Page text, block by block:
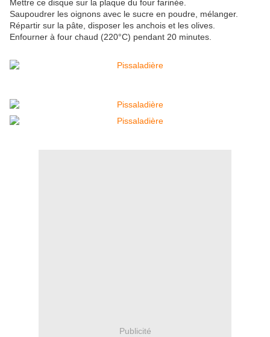
Mettre ce disque sur la plaque du four farinée.
Saupoudrer les oignons avec le sucre en poudre, mélanger.
Répartir sur la pâte, disposer les anchois et les olives.
Enfourner à four chaud (220°C) pendant 20 minutes.
Publicité